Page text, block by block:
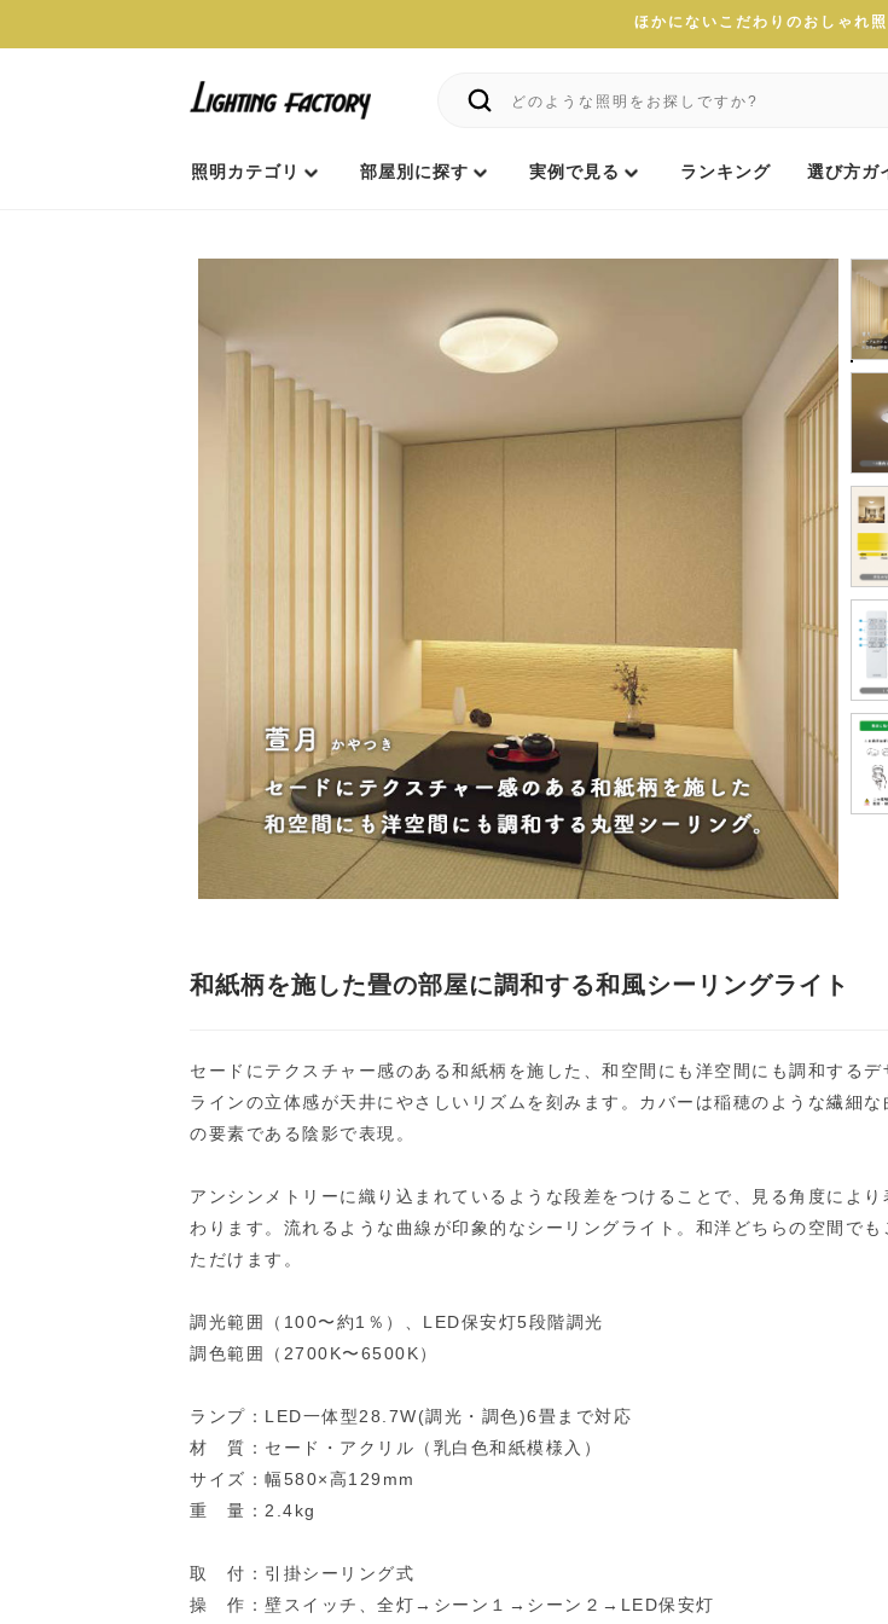
ほかにないこだわりのおしゃれ
照明カテゴリ 部屋別に探す 実例で見る ランキング 選び方ガ
和紙柄を施した畳の部屋に調和する和風シーリングライト
セードにテクスチャー感のある和紙柄を施した、和空間にも洋空間にも調和するデ
ラインの立体感が天井にやさしいリズムを刻みます。カバーは稲穂のような繊細な
の要素である陰影で表現。
アンシンメトリーに織り込まれているような段差をつけることで、見る角度により
わります。流れるような曲線が印象的なシーリングライト。和洋どちらの空間でも
ただけます。
調光範囲（100〜約1％）、LED保安灯5段階調光
調色範囲（2700K〜6500K）
ランプ：LED一体型28.7W(調光・調色)6畳まで対応
材 質：セード・アクリル（乳白色和紙模様入）
サイズ：幅580×高129mm
重 量：2.4kg
取 付：引掛シーリング式
操 作：壁スイッチ、全灯→シーン１→シーン２→LED保安灯